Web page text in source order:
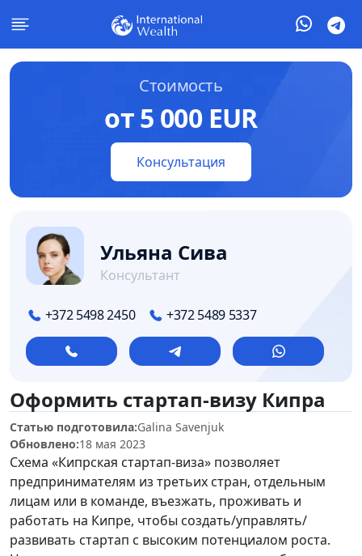
Стоимость
от 5 000 EUR
Консультация
Ульяна Сива
Консультант
+372 5498 2450 +372 5489 5337
Оформить стартап-визу Кипра
Статью подготовила:Galina Savenjuk
Обновлено:18 мая 2023
Схема «Кипрская стартап-виза» позволяет
предпринимателям из третьих стран, отдельным
лицам или в команде, въезжать, проживать и
работать на Кипре, чтобы создать/управлять/
развивать стартап с высоким потенциалом роста.